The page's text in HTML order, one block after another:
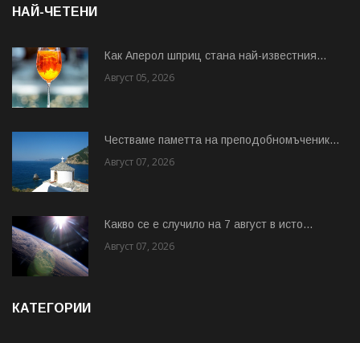
НАЙ-ЧЕТЕНИ
Как Аперол шприц стана най-известния...
Август 05, 2026
Честваме паметта на преподобномъченик...
Август 07, 2026
Какво се е случило на 7 август в исто...
Август 07, 2026
КАТЕГОРИИ